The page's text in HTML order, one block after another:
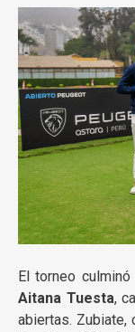
El torneo
Aitana Tuesta,
abiertas.